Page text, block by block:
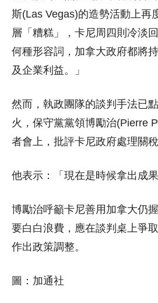
斯(Las Vegas)的造勢活動上再
層「糟糕」，卡尼周四則冷淡
何種形容詞，加拿大政府都將
及企業利益。」
然而，執政團隊的談判手法已
火，保守黨黨領博勵治(Pierre
者會上，批評卡尼政府處理關稅
他表示：「現在是時候拿出成果
博勵治呼籲卡尼善用加拿大仍
要白白浪費，應在談判桌上爭
作出政策調整。
圖：加通社